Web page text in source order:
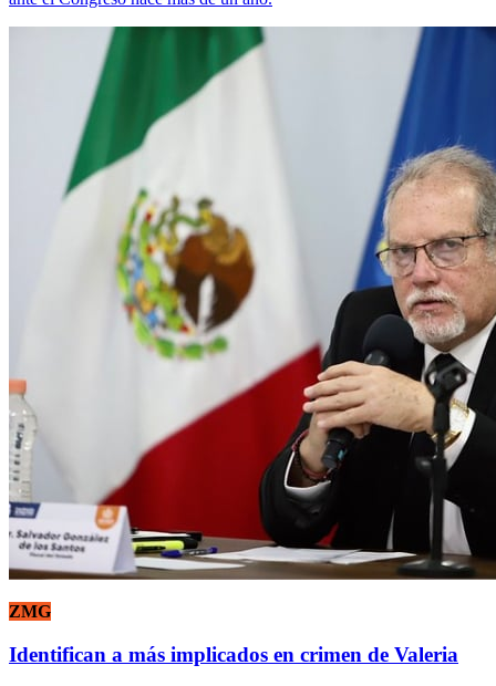
ZMG
Identifican a más implicados en crimen de Valeria